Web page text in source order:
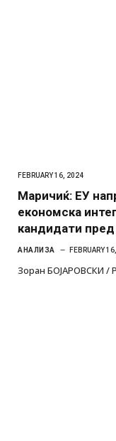
FEBRUARY 16, 2024
Маричиќ: ЕУ
економска
кандидати
АНАЛИЗА FEBRUARY
Зоран БОЈАРОВСКИ /